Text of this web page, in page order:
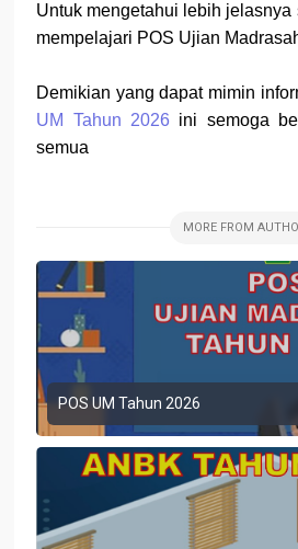
Untuk mengetahui lebih
mempelajari POS Ujian
Demikian yang dapat mimin
UM Tahun 2026 ini semoga
semua
MORE FROM
POS UM Tahun 2026